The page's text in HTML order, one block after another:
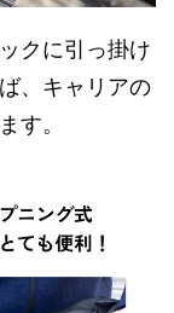
クに引っ掛け
、キャリアの
す。